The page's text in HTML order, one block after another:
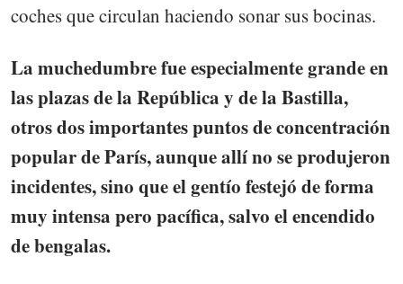
coches que circulan haciendo sonar sus bocinas.
La muchedumbre fue especialmente grande en
las plazas de la República y de la Bastilla,
otros dos importantes puntos de concentración
popular de París, aunque allí no se produjeron
incidentes, sino que el gentío festejó de forma
muy intensa pero pacífica, salvo el encendido
de bengalas.